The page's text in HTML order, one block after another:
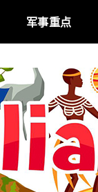
军事重点